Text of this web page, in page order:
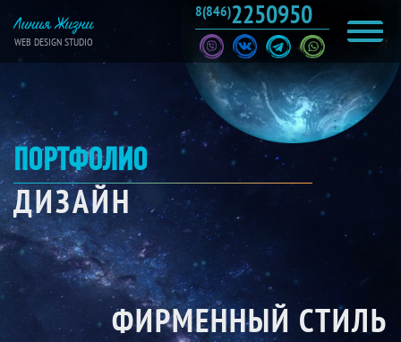
Линия Жизни
WEB DESIGN STUDIO
8(846)2250950
ПОРТФОЛИО
ДИЗАЙН
ФИРМЕННЫЙ СТИЛЬ